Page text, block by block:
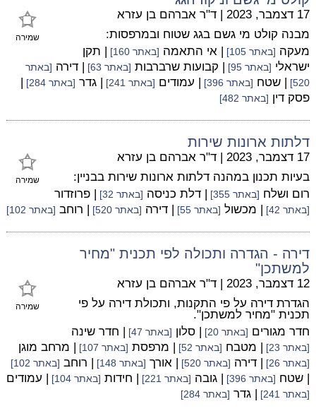
שמירה
17 דצמבר, 2023 | ד"ר אברהם בן עזרא
מבנה קולט מי גשם בגג שטוח ובמרפסות:
מעקה [באתר 105] | אי התאמה [באתר 160]
| תקן
ישראלי [באתר 95] | קבועות שרברבות [באתר 63] | דירה [באתר
520]
| שטח [באתר 396] | עמודים [באתר 241] | גדר [באתר 284]
|
פסק דין [באתר 482]
דלתות ארונות שירות
שמירה
17 דצמבר, 2023 | ד"ר אברהם בן עזרא
בעיות תכנון במהנה דלתות ארונות שירות בבניין:
רום ושלח [באתר 355] | דלת כניסה [באתר 32] | פרוזדור
[באתר 42] | מכשול [באתר 55] | דירה [באתר 520] | רוחב [באתר 102]
דירה - הגדרה ותכולה לפי תכנית "מחיר
למשתכן"
שמירה
12 דצמבר, 2023 | ד"ר אברהם בן עזרא
הגדרת דירה על פי התקנות, ותכולת דירה על פי
תכנית "מחיר למשתכן".
חדר מגורים [באתר 20] | סלון [באתר 47] | חדר שינה
[באתר 23] | מטבח [באתר 52] | מרפסת [באתר 107] | מרחב מוגן
[באתר 26] | דירה [באתר 520] | אורך [באתר 148] | רוחב [באתר 102]
| שטח [באתר 396] | גובה [באתר 221] | חידות [באתר 104] | עמודים
[באתר 241] | גדר [באתר 284]